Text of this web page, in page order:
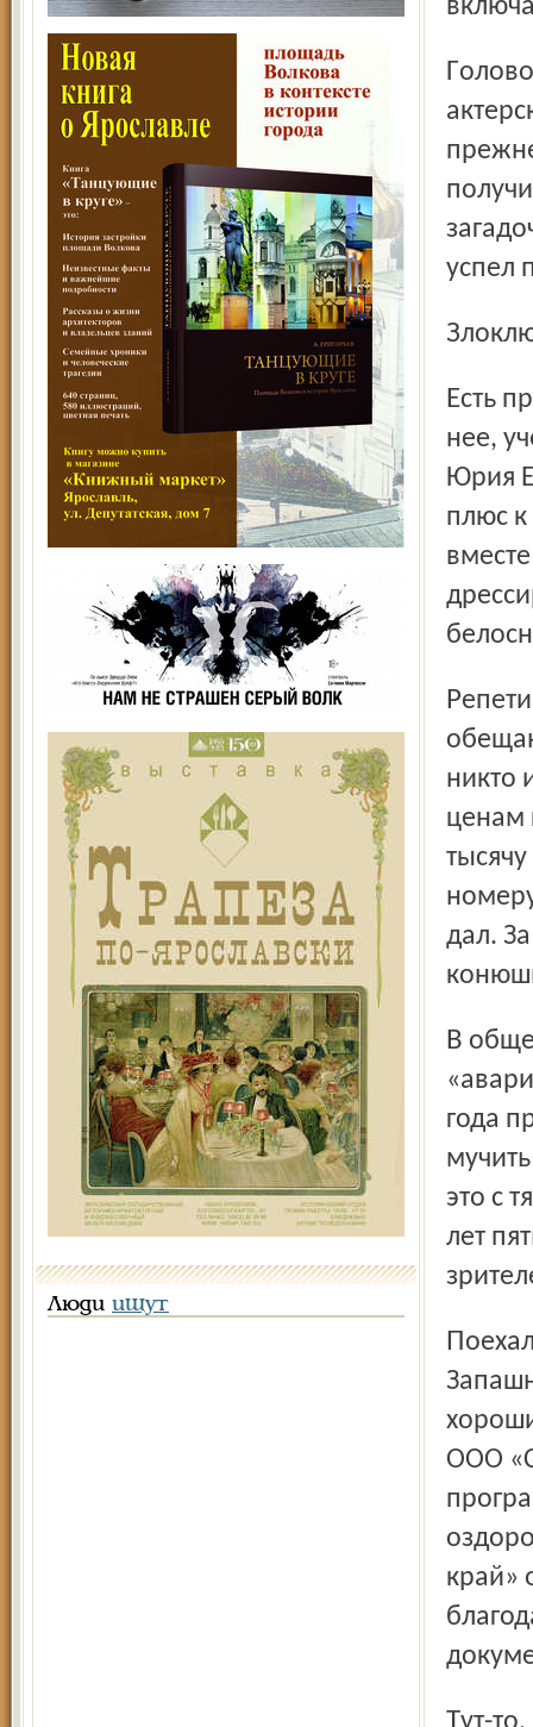
Люди ищут
Головоломка с внезапным исчезновением из штатов
успел
Есть претензии к чиновникам и у Натальи Балакиревой. У
нее,
Юрия
плюс
Репетировали вместо отдыха, на собственные деньги, под
никто
ценам
дал.
В общем, по словам Балакиревой, постепенно возникла
года
это с
лет
Поехала в главк. Гендиректор Росгосцирка Мстислав
ООО
край»